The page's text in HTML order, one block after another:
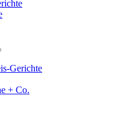
Gerichte
+ Co.